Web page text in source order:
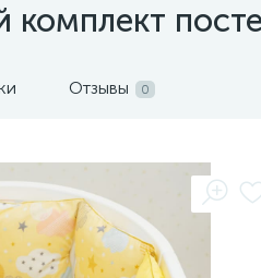
комплект
Отзывы 0